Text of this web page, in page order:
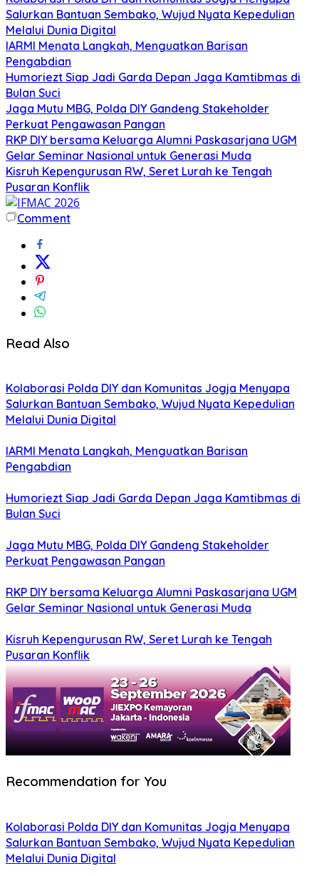
Salurkan Bantuan Sembako, Wujud Nyata Kepedulian
Melalui Dunia Digital
IARMI Menata Langkah, Menguatkan Barisan
Pengabdian
Humoriezt Siap Jadi Garda Depan Jaga Kamtibmas di
Bulan Suci
Jaga Mutu MBG, Polda DIY Gandeng Stakeholder
Perkuat Pengawasan Pangan
RKP DIY bersama Keluarga Alumni Paskasarjana UGM
Gelar Seminar Nasional untuk Generasi Muda
Kisruh Kepengurusan RW, Seret Lurah ke Tengah
Pusaran Konflik
Comment
Read Also
Kolaborasi Polda DIY dan Komunitas Jogja Menyapa
Salurkan Bantuan Sembako, Wujud Nyata Kepedulian
Melalui Dunia Digital
IARMI Menata Langkah, Menguatkan Barisan
Pengabdian
Humoriezt Siap Jadi Garda Depan Jaga Kamtibmas di
Bulan Suci
Jaga Mutu MBG, Polda DIY Gandeng Stakeholder
Perkuat Pengawasan Pangan
RKP DIY bersama Keluarga Alumni Paskasarjana UGM
Gelar Seminar Nasional untuk Generasi Muda
Kisruh Kepengurusan RW, Seret Lurah ke Tengah
Pusaran Konflik
Recommendation for You
Kolaborasi Polda DIY dan Komunitas Jogja Menyapa
Salurkan Bantuan Sembako, Wujud Nyata Kepedulian
Melalui Dunia Digital